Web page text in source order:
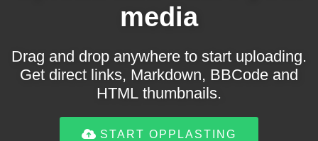
media
Drag and drop anywhere to start uploading.
Get direct links, Markdown, BBCode and
HTML thumbnails.
START OPPLASTING